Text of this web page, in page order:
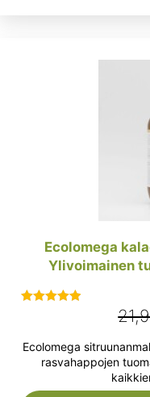
Ecolomega
Ylivoimainen
5.00/ 5
Ecolomega
rasvahappojen